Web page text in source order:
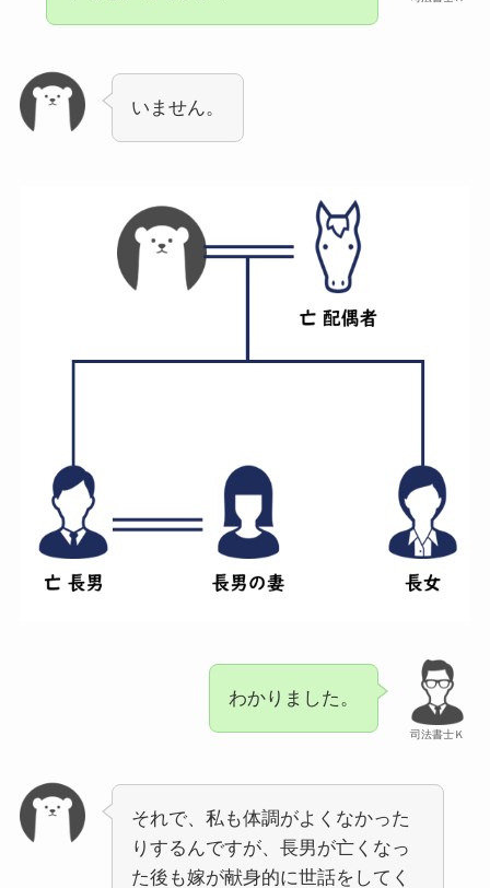
いません。
司法書士Ｋ
わかりました。
それで、私も体調がよくなかった
りするんですが、長男が亡くなっ
た後も嫁が献身的に世話をしてく